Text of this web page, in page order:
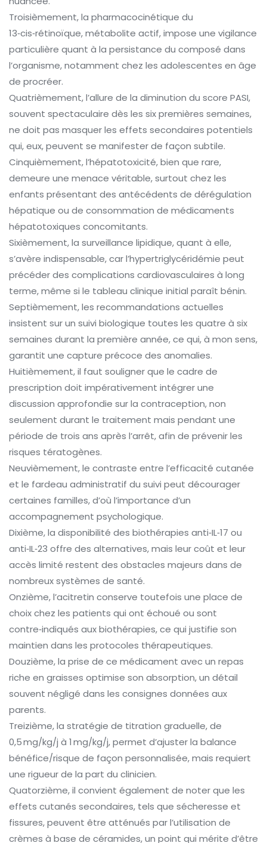
Troisièmement, la pharmacocinétique du
13‑cis‑rétinoïque, métabolite actif, impose une vigilance
particulière quant à la persistance du composé dans
l’organisme, notamment chez les adolescentes en âge
de procréer.
Quatrièmement, l’allure de la diminution du score PASI,
souvent spectaculaire dès les six premières semaines,
ne doit pas masquer les effets secondaires potentiels
qui, eux, peuvent se manifester de façon subtile.
Cinquièmement, l’hépatotoxicité, bien que rare,
demeure une menace véritable, surtout chez les
enfants présentant des antécédents de dérégulation
hépatique ou de consommation de médicaments
hépatotoxiques concomitants.
Sixièmement, la surveillance lipidique, quant à elle,
s’avère indispensable, car l’hypertriglycéridémie peut
précéder des complications cardiovasculaires à long
terme, même si le tableau clinique initial paraît bénin.
Septièmement, les recommandations actuelles
insistent sur un suivi biologique toutes les quatre à six
semaines durant la première année, ce qui, à mon sens,
garantit une capture précoce des anomalies.
Huitièmement, il faut souligner que le cadre de
prescription doit impérativement intégrer une
discussion approfondie sur la contraception, non
seulement durant le traitement mais pendant une
période de trois ans après l’arrêt, afin de prévenir les
risques tératogènes.
Neuvièmement, le contraste entre l’efficacité cutanée
et le fardeau administratif du suivi peut décourager
certaines familles, d’où l’importance d’un
accompagnement psychologique.
Dixième, la disponibilité des biothérapies anti‑IL‑17 ou
anti‑IL‑23 offre des alternatives, mais leur coût et leur
accès limité restent des obstacles majeurs dans de
nombreux systèmes de santé.
Onzième, l’acitretin conserve toutefois une place de
choix chez les patients qui ont échoué ou sont
contre‑indiqués aux biothérapies, ce qui justifie son
maintien dans les protocoles thérapeutiques.
Douzième, la prise de ce médicament avec un repas
riche en graisses optimise son absorption, un détail
souvent négligé dans les consignes données aux
parents.
Treizième, la stratégie de titration graduelle, de
0,5 mg/kg/j à 1 mg/kg/j, permet d’ajuster la balance
bénéfice/risque de façon personnalisée, mais requiert
une rigueur de la part du clinicien.
Quatorzième, il convient également de noter que les
effets cutanés secondaires, tels que sécheresse et
fissures, peuvent être atténués par l’utilisation de
crèmes à base de céramides, un point qui mérite d’être